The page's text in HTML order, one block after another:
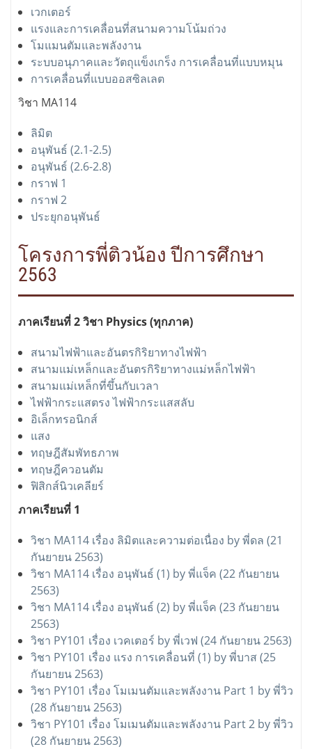
เวกเตอร์
แรงและการเคลื่อนที่สนามความโน้มถ่วง
โมแมนตัมและพลังงาน
ระบบอนุภาคและวัตถุแข็งเกร็ง การเคลื่อนที่แบบหมุน
การเคลื่อนที่แบบออสซิลเลต
วิชา MA114
ลิมิต
อนุพันธ์ (2.1-2.5)
อนุพันธ์ (2.6-2.8)
กราฟ 1
กราฟ 2
ประยุกอนุพันธ์
โครงการพี่ติวน้อง ปีการศึกษา
2563
ภาคเรียนที่ 2 วิชา Physics (ทุกภาค)
สนามไฟฟ้าและอันตรกิริยาทางไฟฟ้า
สนามแม่เหล็กและอันตรกิริยาทางแม่หล็กไฟฟ้า
สนามแม่เหล็กที่ขึ้นกับเวลา
ไฟฟ้ากระแสตรง ไฟฟ้ากระแสสลับ
อิเล็กทรอนิกส์
แสง
ทฤษฎีสัมพัทธภาพ
ทฤษฎีควอนตัม
ฟิสิกส์นิวเคลียร์
ภาคเรียนที่ 1
วิชา MA114 เรื่อง ลิมิตและความต่อเนื่อง by พี่ดล (21
กันยายน 2563)
วิชา MA114 เรื่อง อนุพันธ์ (1) by พี่แจ็ค (22 กันยายน
2563)
วิชา MA114 เรื่อง อนุพันธ์ (2) by พี่แจ็ค (23 กันยายน
2563)
วิชา PY101 เรื่อง เวคเตอร์ by พี่เวฟ (24 กันยายน 2563)
วิชา PY101 เรื่อง แรง การเคลื่อนที่ (1) by พี่บาส (25
กันยายน 2563)
วิชา PY101 เรื่อง โมเมนตัมและพลังงาน Part 1 by พี่วิว
(28 กันยายน 2563)
วิชา PY101 เรื่อง โมเมนตัมและพลังงาน Part 2 by พี่วิว
(28 กันยายน 2563)